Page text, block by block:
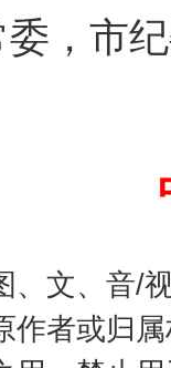
委，市
、文、音/
作者或归
一